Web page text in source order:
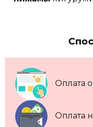
Оплата
Оплата